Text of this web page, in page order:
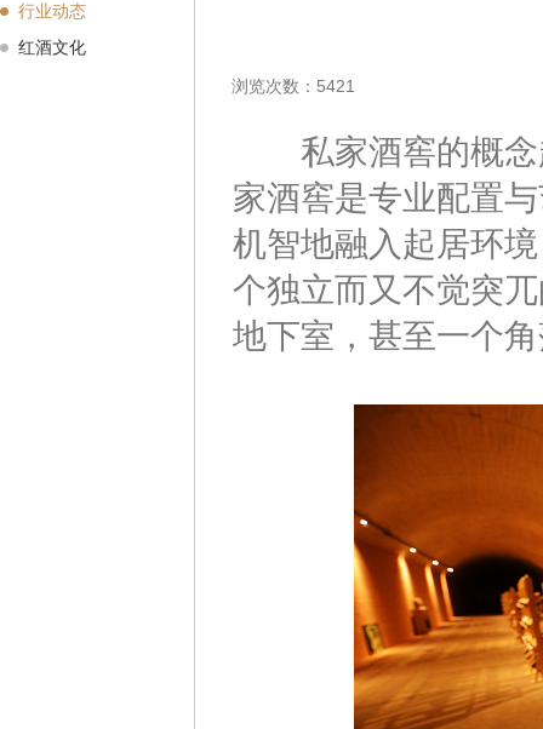
行业动态
红酒文化
浏览次数：5421
私家酒窖的概念
家酒窖是专业配置
机智地融入起居环
个独立而又不觉突
地下室，甚至一个